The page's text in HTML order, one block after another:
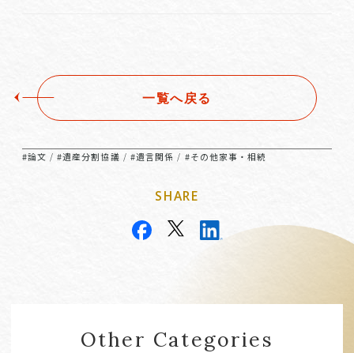
一覧へ戻る
#論文 /#遺産分割協議 / #遺言関係 / #その他家事・相続
SHARE
Other Categories